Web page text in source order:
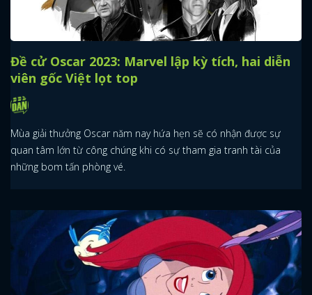
Đề cử Oscar 2023: Marvel lập kỳ tích, hai diễn
viên gốc Việt lọt top
Mùa giải thưởng Oscar năm nay hứa hẹn sẽ có nhận được sự
quan tâm lớn từ công chúng khi có sự tham gia tranh tài của
những bom tấn phòng vé.